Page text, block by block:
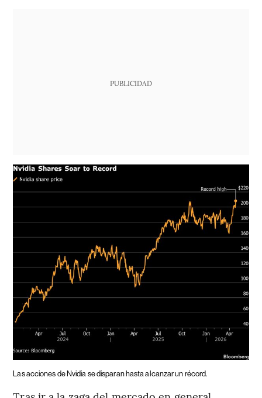
PUBLICIDAD
Las acciones de Nvidia se disparan hasta alcanzar un récord.